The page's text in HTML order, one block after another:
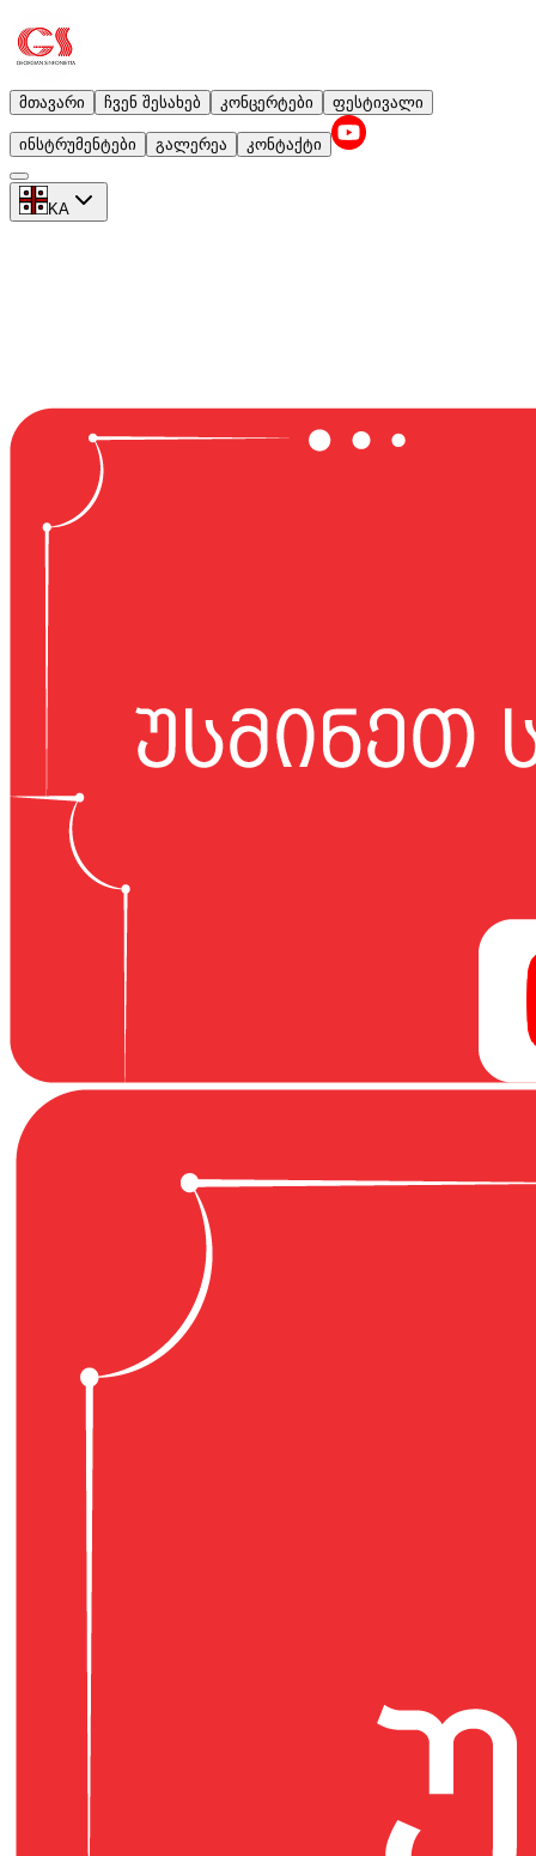
მთავარი ჩვენ შესახებ კონცერტები ფესტივალი
ინსტრუმენტები გალერეა კონტაქტი
KA